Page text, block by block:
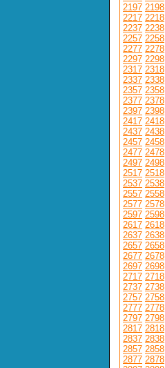
2197 2198
2217 2218
2237 2238
2257 2258
2277 2278
2297 2298
2317 2318
2337 2338
2357 2358
2377 2378
2397 2398
2417 2418
2437 2438
2457 2458
2477 2478
2497 2498
2517 2518
2537 2538
2557 2558
2577 2578
2597 2598
2617 2618
2637 2638
2657 2658
2677 2678
2697 2698
2717 2718
2737 2738
2757 2758
2777 2778
2797 2798
2817 2818
2837 2838
2857 2858
2877 2878